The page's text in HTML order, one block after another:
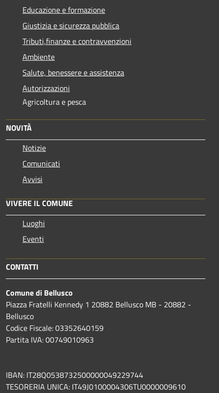
Educazione e formazione
Giustizia e sicurezza pubblica
Tributi,finanze e contravvenzioni
Ambiente
Salute, benessere e assistenza
Autorizzazioni
Agricoltura e pesca
NOVITÀ
Notizie
Comunicati
Avvisi
VIVERE IL COMUNE
Luoghi
Eventi
CONTATTI
Comune di Bellusco
Piazza Fratelli Kennedy 1 20882 Bellusco MB - 20882 -
Bellusco
Codice Fiscale: 03352640159
Partita IVA: 00749010963
IBAN: IT28Q0538732500000049229744
TESORERIA UNICA: IT49J0100004306TU0000009610